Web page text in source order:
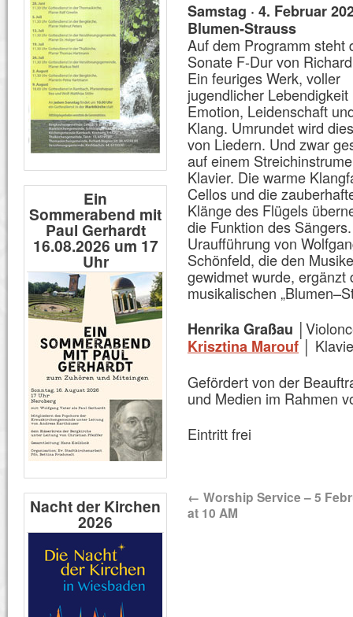
Samstag · 4. Februar
Blumen-Strauss
Auf dem Programm steht
Sonate F-Dur von
Ein feuriges Werk, voller
jugendlicher Lebendigkeit
Emotion, Leidenschaft
Klang. Umrundet wird
von Liedern. Und zwar
auf einem
Klavier. Die warme
Cellos und die
Klänge des Flügels
die Funktion des
Uraufführung von
Schönfeld, die den
gewidmet wurde, ergänzt
musikalischen
Henrika Graßau
Krisztina Marouf│
Gefördert von der
und Medien im Rahmen
Eintritt frei
← Worship Service – 5
at 10 AM
Ein
Sommerabend mit
Paul Gerhardt
16.08.2026 um 17
Uhr
Nacht der Kirchen
2026